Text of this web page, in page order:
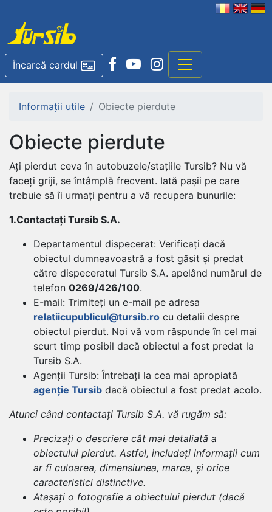
Încarcă cardul
Informații utile Obiecte pierdute
Obiecte pierdute
Ați pierdut ceva în autobuzele/stațiile Tursib? Nu vă
faceți griji, se întâmplă frecvent. Iată pașii pe care
trebuie să îi urmați pentru a vă recupera bunurile:
1.Contactați Tursib S.A.
Departamentul dispecerat: Verificați dacă
obiectul dumneavoastră a fost găsit și predat
către dispeceratul Tursib S.A. apelând numărul de
telefon 0269/426/100.
E-mail: Trimiteți un e-mail pe adresa
relatiicupublicul@tursib.ro cu detalii despre
obiectul pierdut. Noi vă vom răspunde în cel mai
scurt timp posibil dacă obiectul a fost predat la
Tursib S.A.
Agenții Tursib: Întrebați la cea mai apropiată
agenție Tursib dacă obiectul a fost predat acolo.
Atunci când contactați Tursib S.A. vă rugăm să:
Precizați o descriere cât mai detaliată a
obiectului pierdut. Astfel, includeți informații cum
ar fi culoarea, dimensiunea, marca, și orice
caracteristici distinctive.
Atașați o fotografie a obiectului pierdut (dacă